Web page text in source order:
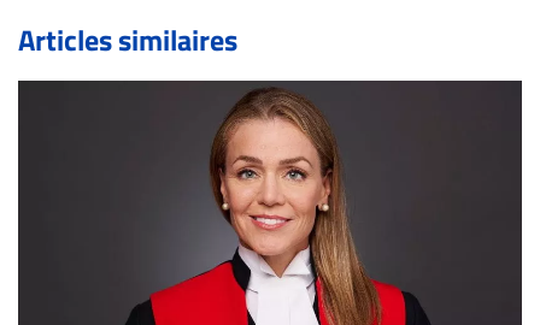
de validation, un droit de réponse.
Bien à vous,
La Rédaction de Droit-inc.com
Articles similaires